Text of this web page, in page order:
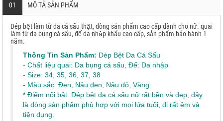
01 MÔ TẢ SẢN PHẨM
Dép bệt làm từ da cá sấu thật, dòng sản phẩm cao cấp dành cho nữ. quai
làm từ da bụng cá sấu, đế da nhập khẩu cao cấp, sản phẩm bảo hành 1
năm.
Thông Tin Sản Phẩm: Dép Bệt Da Cá Sấu
- Chất liệu quai: Da bụng cá sấu, Đế: Da nhập
- Size: 34, 35, 36, 37, 38
- Màu sắc: Đen, Nâu đen, Nâu đỏ, Vàng
* Điểm nổi bật: Dép bệt da cá sấu nữ rất bền và đẹp, đây
là dòng sản phẩm phù hợp với mọi lứa tuổi, đi rất êm và
tiện dụng.